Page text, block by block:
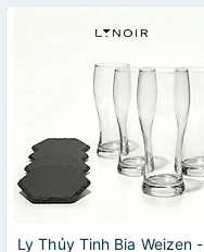
Ly Thủy Tinh Bia Weizen -